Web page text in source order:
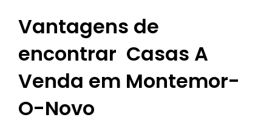
Vantagens de
encontrar Casas A
Venda em Montemor-
O-Novo